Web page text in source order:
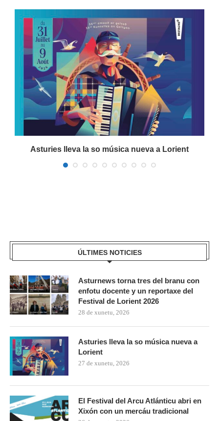
Asturies lleva la so música nueva a Lorient
ÚLTIMES NOTICIES
Asturnews torna tres del branu con
enfotu docente y un reportaxe del
Festival de Lorient 2026
28 de xunetu, 2026
Asturies lleva la so música nueva a
Lorient
27 de xunetu, 2026
El Festival del Arcu Atlánticu abri en
Xixón con un mercáu tradicional